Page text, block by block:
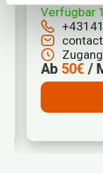
Verfügbar
Ab 50€ /